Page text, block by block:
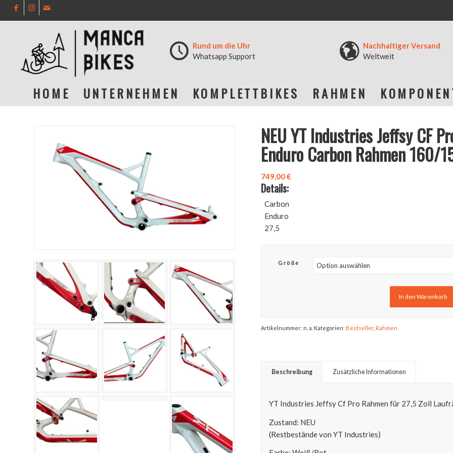
Rund um die Uhr
Whatsapp Support
Nachhaltiger Versand
Weltweit
HOME UNTERNEHMEN KOMPLETTBIKES RAHMEN
NEU YT Industries Jeffsy CF
Enduro Carbon Rahmen 160/
749,00€
Details:
Carbon
Enduro
27,5
Größe
In den Warenkorb
Artikelnummer: n. a. Kategorien: Bestseller, Rahmen
Beschreibung Zusätzliche Informationen
YT Industries Jeffsy Cf Pro Rahmen für 27,5 Zoll
Zustand: NEU
(Restbestände von YT Industries)